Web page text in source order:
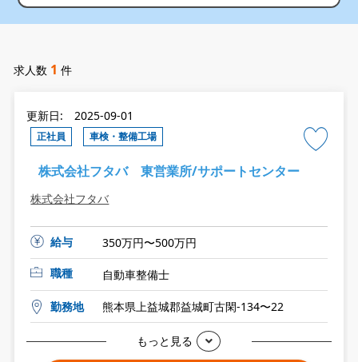
求人数 1 件
更新日: 2025-09-01
正社員 車検・整備工場
株式会社フタバ 東営業所/サポートセンター
株式会社フタバ
給与
350万円〜500万円
職種
自動車整備士
勤務地 熊本県上益城郡益城町古閑-134〜22
もっと見る